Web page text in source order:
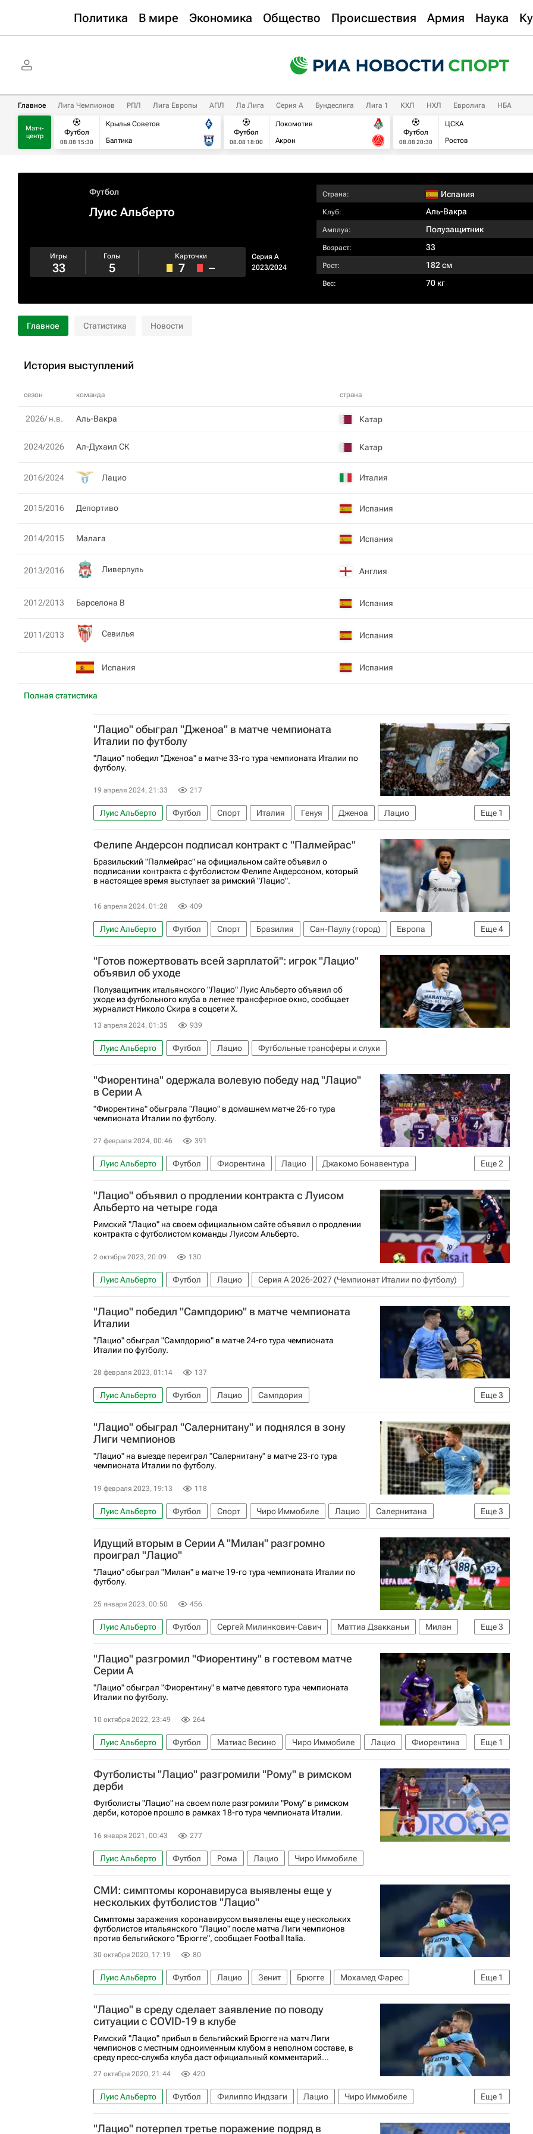
Политика В мире Экономика Общество Происшествия Армия Наука
Главное Лига Чемпионов РПЛ Лига Европы АПЛ Ла Лига Серия А Бундеслига Лига 1 КХЛ НХЛ Евролига НБА
Матч-
центр
Футбол
08.08 15:30
Крылья Советов
Балтика
Футбол
08.08 18:00
Локомотив
Акрон
Футбол
08.08 20:30
ЦСКА
Ростов
Футбол
Луис Альберто
Серия А
2023/2024
Игры
33
Голы
5
Карточки
7 –
Страна: Испания
Клуб: Аль-Вакра
Амплуа: Полузащитник
Возраст: 33
Рост: 182 см
Вес: 70 кг
Главное Статистика Новости
История выступлений
сезон команда страна
Полная статистика
2026/ н.в. Аль-Вакра Катар
2024/2026 Ал-Духаил СК Катар
2016/2024 Лацио Италия
2015/2016 Депортиво Испания
2014/2015 Малага Испания
2013/2016 Ливерпуль Англия
2012/2013 Барселона В Испания
2011/2013 Севилья Испания
Испания Испания
"Лацио" обыграл "Дженоа" в матче чемпионата
Италии по футболу
"Лацио" победил "Дженоа" в матче 33-го тура чемпионата Италии по
футболу.
19 апреля 2024, 21:33 217
Еще 1
Луис Альберто Футбол Спорт Италия Генуя Дженоа
Лацио
Серия А 2026-2027 (Чемпионат Италии по футболу)
Фелипе Андерсон подписал контракт с "Палмейрас"
Бразильский "Палмейрас" на официальном сайте объявил о
подписании контракта с футболистом Фелипе Андерсоном, который
в настоящее время выступает за римский "Лацио".
16 апреля 2024, 01:28 409
Еще4
Луис Альберто Футбол Спорт Бразилия Сан-Паулу (город)
Европа
Фелипе Андерсон
Лацио Палмейрас Ювентус
"Готов пожертвовать всей зарплатой": игрок "Лацио"
объявил об уходе
Полузащитник итальянского "Лацио" Луис Альберто объявил об
уходе из футбольного клуба в летнее трансферное окно, сообщает
журналист Николо Скира в соцсети Х.
13 апреля 2024, 01:35 939
Луис Альберто Футбол Лацио Футбольные трансферы и слухи
"Фиорентина" одержала волевую победу над "Лацио"
в Серии А
"Фиорентина" обыграла "Лацио" в домашнем матче 26-го тура
чемпионата Италии по футболу.
27 февраля 2024, 00:46 391
Еще2
Луис Альберто Футбол Фиорентина Лацио
Джакомо Бонавентура
Николас Гонсалес
Серия А 2026-2027 (Чемпионат Италии по футболу)
"Лацио" объявил о продлении контракта с Луисом
Альберто на четыре года
Римский "Лацио" на своем официальном сайте объявил о продлении
контракта с футболистом команды Луисом Альберто.
2 октября 2023, 20:09 130
Луис Альберто Футбол Лацио Серия А 2026-2027 (Чемпионат Италии по футболу)
"Лацио" победил "Сампдорию" в матче чемпионата
Италии
"Лацио" обыграл "Сампдорию" в матче 24-го тура чемпионата
Италии по футболу.
28 февраля 2023, 01:14 137
Еще3
Луис Альберто Футбол Лацио
Сампдория
Серия А 2026-2027 (Чемпионат Италии по футболу)
Спорт Фиорентина
"Лацио" обыграл "Салернитану" и поднялся в зону
Лиги чемпионов
"Лацио" на выезде переиграл "Салернитану" в матче 23-го тура
чемпионата Италии по футболу.
19 февраля 2023, 19:13 118
Еще3
Луис Альберто Футбол Спорт Чиро Иммобиле Лацио
Салернитана
Эмполи
Дилан Бронн Серия А 2026-2027 (Чемпионат Италии по футболу)
Идущий вторым в Серии А "Милан" разгромно
проиграл "Лацио"
"Лацио" обыграл "Милан" в матче 19-го тура чемпионата Италии по
футболу.
25 января 2023, 00:50 456
Еще3
Луис Альберто Футбол Сергей Милинкович-Савич Маттиа Дзакканьи
Милан
Лацио
Аталанта Серия А 2026-2027 (Чемпионат Италии по футболу)
"Лацио" разгромил "Фиорентину" в гостевом матче
Серии А
"Лацио" обыграл "Фиорентину" в матче девятого тура чемпионата
Италии по футболу.
10 октября 2022, 23:49 264
Еще 1
Луис Альберто Футбол Матиас Весино Чиро Иммобиле Лацио
Фиорентина
Серия А 2026-2027 (Чемпионат Италии по футболу)
Футболисты "Лацио" разгромили "Рому" в римском
дерби
Футболисты "Лацио" на своем поле разгромили "Рому" в римском
дерби, которое прошло в рамках 18-го тура чемпионата Италии.
16 января 2021, 00:43 277
Луис Альберто Футбол Рома Лацио Чиро Иммобиле
СМИ: симптомы коронавируса выявлены еще у
нескольких футболистов "Лацио"
Симптомы заражения коронавирусом выявлены еще у нескольких
футболистов итальянского "Лацио" после матча Лиги чемпионов
против бельгийского "Брюгге", сообщает Football Italia.
30 октября 2020, 17:19 80
Еще 1
Луис Альберто Футбол Лацио Зенит Брюгге
Мохамед Фарес
Чиро Иммобиле
"Лацио" в среду сделает заявление по поводу
ситуации с COVID-19 в клубе
Римский "Лацио" прибыл в бельгийский Брюгге на матч Лиги
чемпионов с местным одноименным клубом в неполном составе, в
среду пресс-служба клуба даст официальный комментарий...
27 октября 2020, 21:44 420
Еще 1
Луис Альберто Футбол Филиппо Индзаги Лацио
Чиро Иммобиле
Спорт в условиях пандемии коронавируса
"Лацио" потерпел третье поражение подряд в